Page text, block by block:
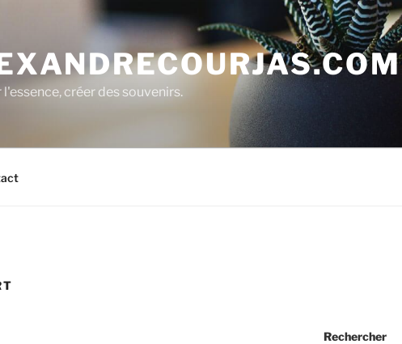
créer des souvenirs.
Rechercher